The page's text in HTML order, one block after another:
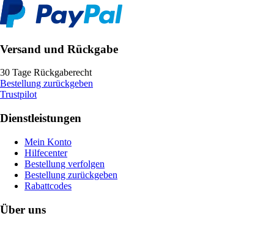
Versand und Rückgabe
30 Tage Rückgaberecht
Bestellung zurückgeben
Trustpilot
Dienstleistungen
Mein Konto
Hilfecenter
Bestellung verfolgen
Bestellung zurückgeben
Rabattcodes
Über uns